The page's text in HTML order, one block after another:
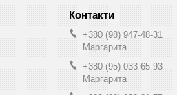
+380 (98) 947-48-31
Маргарита
+380 (95) 033-65-93
Маргарита